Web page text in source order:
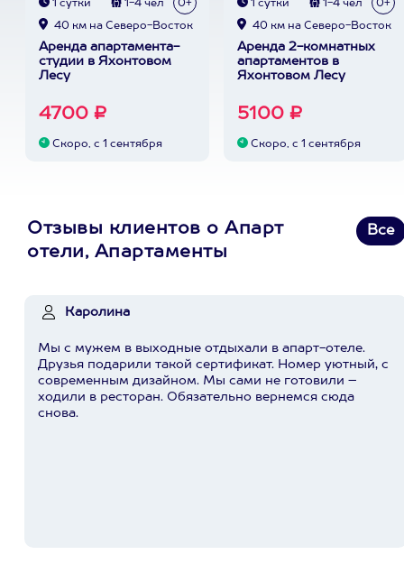
1 сутки 1-4 чел 0+
40 км на Северо-Восток
Аренда апартамента-
студии в Яхонтовом
Лесу
4700 ₽
Скоро, с 1 сентября
1 сутки 1-4 чел 0+
40 км на Северо-Восток
Аренда 2-комнатных
апартаментов в
Яхонтовом Лесу
5100 ₽
Скоро, с 1 сентября
Отзывы клиентов о Апарт
отели, Апартаменты
Все
Каролина
Мы с мужем в выходные отдыхали в апарт-отеле.
Друзья подарили такой сертификат. Номер уютный, с
современным дизайном. Мы сами не готовили –
ходили в ресторан. Обязательно вернемся сюда
снова.